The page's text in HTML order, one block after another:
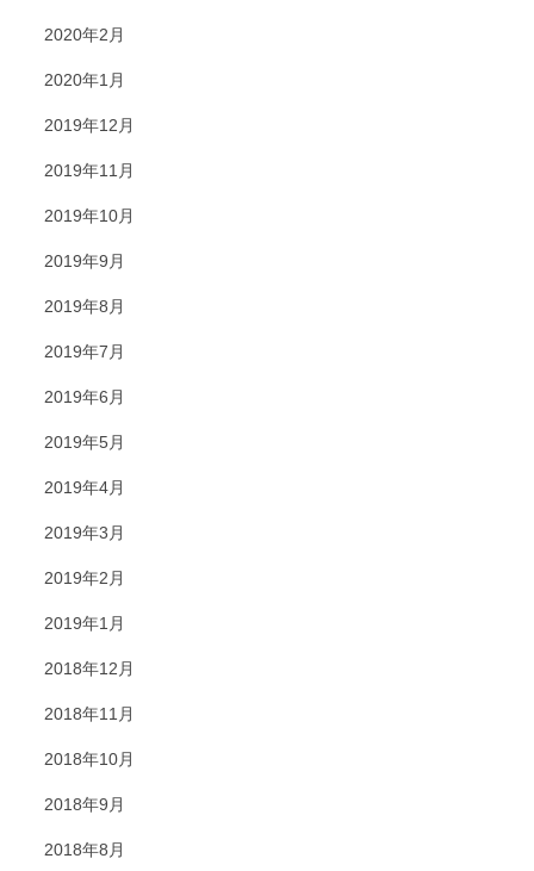
2020年2月
2020年1月
2019年12月
2019年11月
2019年10月
2019年9月
2019年8月
2019年7月
2019年6月
2019年5月
2019年4月
2019年3月
2019年2月
2019年1月
2018年12月
2018年11月
2018年10月
2018年9月
2018年8月